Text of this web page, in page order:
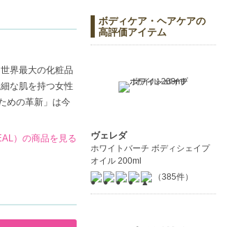
界最大の化粧品
な肌を持つ女性
めの革新」は今
）の商品を見る
ボディケア・ヘアケアの
高評価アイテム
ヴェレダ
ホワイトバーチ ボディシェイプ
オイル 200ml
（385件）